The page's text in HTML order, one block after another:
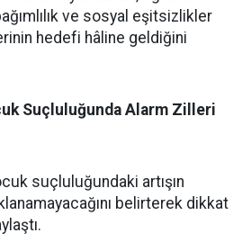
ve sosyal eşitsizlikler
hedefi hâline geldiğini
Suçluluğunda Alarm Zilleri
suçluluğundaki artışın
belirterek dikkat